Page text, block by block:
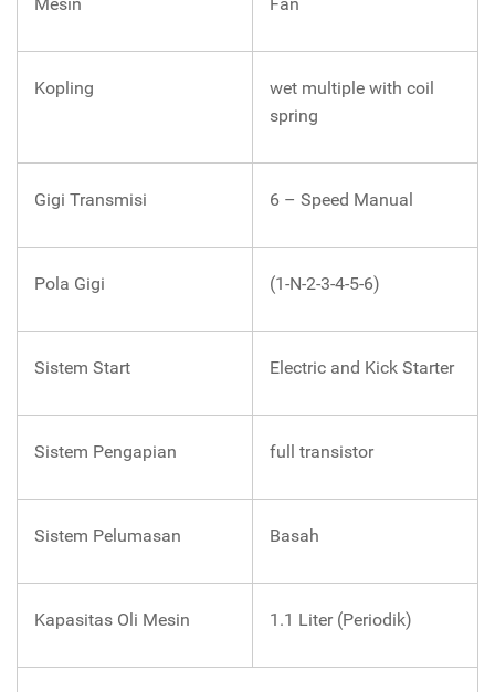
Mesin
Fan
Kopling
wet multiple with coil
spring
Gigi Transmisi 6 – Speed Manual
Pola Gigi (1-N-2-3-4-5-6)
Sistem Start Electric and Kick Starter
Sistem Pengapian full transistor
Sistem Pelumasan Basah
Kapasitas Oli Mesin 1.1 Liter (Periodik)